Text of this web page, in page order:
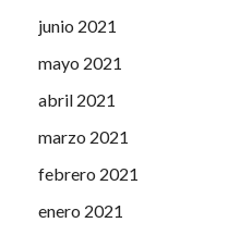
junio 2021
mayo 2021
abril 2021
marzo 2021
febrero 2021
enero 2021